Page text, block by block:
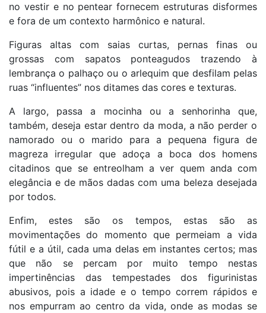
no vestir e no pentear fornecem estruturas disformes
e fora de um contexto harmônico e natural.
Figuras altas com saias curtas, pernas finas ou
grossas com sapatos ponteagudos trazendo à
lembrança o palhaço ou o arlequim que desfilam pelas
ruas “influentes” nos ditames das cores e texturas.
A largo, passa a mocinha ou a senhorinha que,
também, deseja estar dentro da moda, a não perder o
namorado ou o marido para a pequena figura de
magreza irregular que adoça a boca dos homens
citadinos que se entreolham a ver quem anda com
elegância e de mãos dadas com uma beleza desejada
por todos.
Enfim, estes são os tempos, estas são as
movimentações do momento que permeiam a vida
fútil e a útil, cada uma delas em instantes certos; mas
que não se percam por muito tempo nestas
impertinências das tempestades dos figurinistas
abusivos, pois a idade e o tempo correm rápidos e
nos empurram ao centro da vida, onde as modas se